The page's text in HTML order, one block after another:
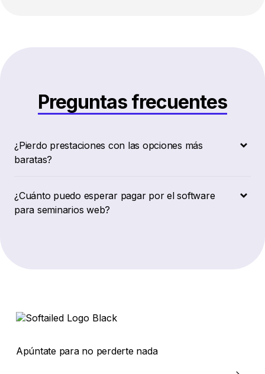
Preguntas frecuentes
¿Pierdo prestaciones con las opciones más
baratas?
¿Cuánto puedo esperar pagar por el software
para seminarios web?
Apúntate para no perderte nada